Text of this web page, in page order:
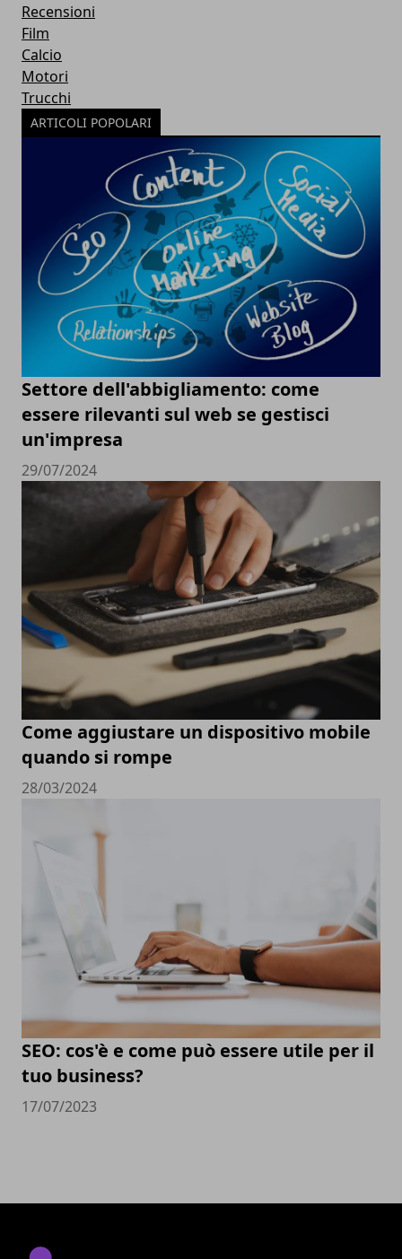
Recensioni
Film
Calcio
Motori
Trucchi
ARTICOLI POPOLARI
Settore dell'abbigliamento: come
essere rilevanti sul web se gestisci
un'impresa
29/07/2024
Come aggiustare un dispositivo mobile
quando si rompe
28/03/2024
SEO: cos'è e come può essere utile per il
tuo business?
17/07/2023